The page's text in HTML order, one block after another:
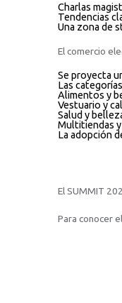
Charlas
Tendencias
Una zona de
El comercio
Se proyecta
Las
Alimentos y
Vestuario y
Salud y
Multitiendas y
La adopción
El SUMMIT
Para conocer